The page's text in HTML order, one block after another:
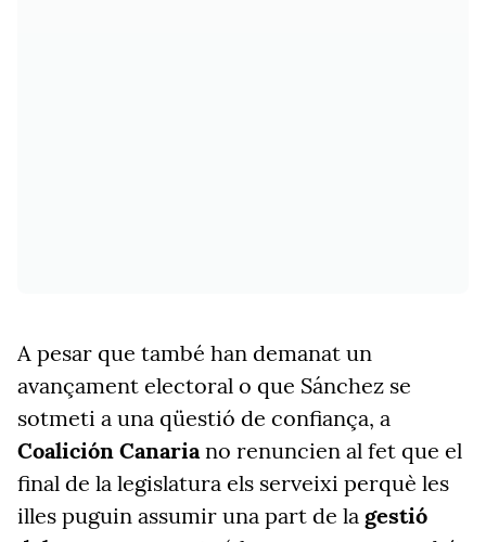
A pesar que també han demanat un
avançament electoral o que Sánchez se
sotmeti a una qüestió de confiança, a
Coalición Canariano renuncien al fet que el
final de la legislatura els serveixi perquè les
illes puguin assumir una part de la gestió